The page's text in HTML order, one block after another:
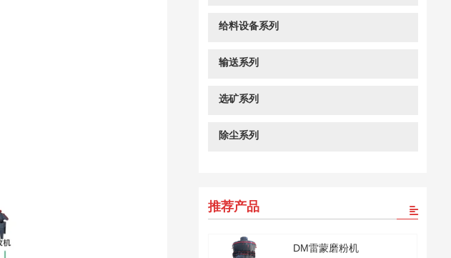
给料设备系列
输送系列
选矿系列
除尘系列
推荐产品
DM雷蒙磨粉机